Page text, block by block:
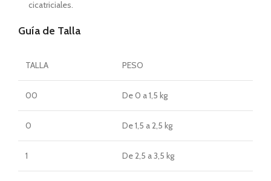
cicatriciales.
Guía de Talla
TALLA PESO
00 De 0 a 1,5 kg
0 De 1,5 a 2,5 kg
1 De 2,5 a 3,5 kg